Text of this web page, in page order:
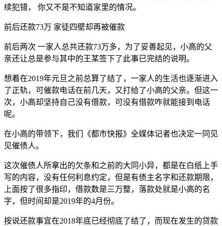
续犯错， 你又不是不知道家里的情况。
前后还款73万 家徒四壁却再被催款
前后两次 一家人总共还款73万多，为了妥善起见，小高的父
亲还让总是参与其中的王某签下了此事已完结的说明。
想着在2019年元旦之前总算了结了，一家人的生活也逐渐进入
了正轨，可催款电话在前几天，又打给了小高的父亲。但这一
次，小高却坚持自己没有借款，可没有借款咋就能接到电话
呢。
在小高的带领下，我们《都市快报》全媒体记者也决定一同见
见催债人。
这次催债人所拿出的欠条和之前的大同小异，都是在白纸上手
写的内容，没有任何利息约定，但是有债主名字和还款期限，
上面按了很多指印，借款数是三万整，落款处就是小高的名
字，但时间却是2019年的4月份。
按说还款事宜在2018年底已经彻底了结了，而现在发生的贷款